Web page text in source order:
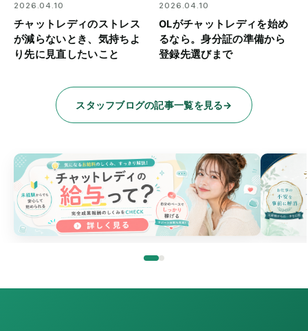
2026.04.10
チャットレディのストレス
が減らないとき、気持ちよ
り先に見直したいこと
2026.04.10
OLがチャットレディを始め
るなら。身分証の準備から
登録先選びまで
スタッフブログの記事一覧を見る→